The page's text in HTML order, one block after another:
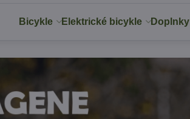
Bicykle Elektrické bicykle Doplnky